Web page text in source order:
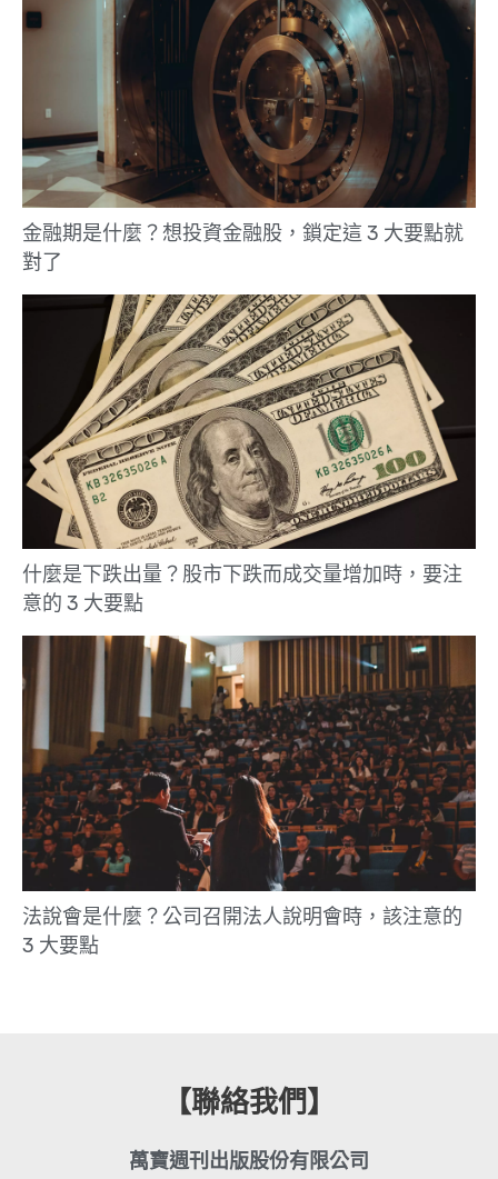
金融期是什麼？想投資金融股，鎖定這 3 大要點就
對了
什麼是下跌出量？股市下跌而成交量增加時，要注
意的 3 大要點
法說會是什麼？公司召開法人說明會時，該注意的
3 大要點
【聯絡我們】
萬寶週刊出版股份有限公司